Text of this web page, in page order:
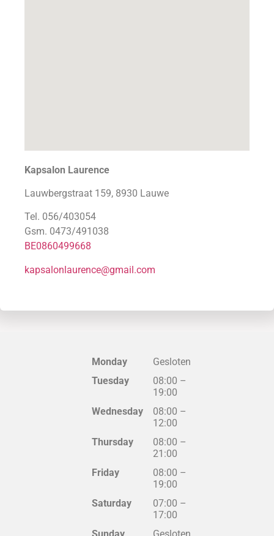
Kapsalon Laurence
Lauwbergstraat 159, 8930 Lauwe
Tel. 056/403054
Gsm. 0473/491038
BE0860499668
kapsalonlaurence@gmail.com
Monday
Gesloten
Tuesday
08:00 –
19:00
Wednesday
08:00 –
12:00
Thursday
08:00 –
21:00
Friday
08:00 –
19:00
Saturday
07:00 –
17:00